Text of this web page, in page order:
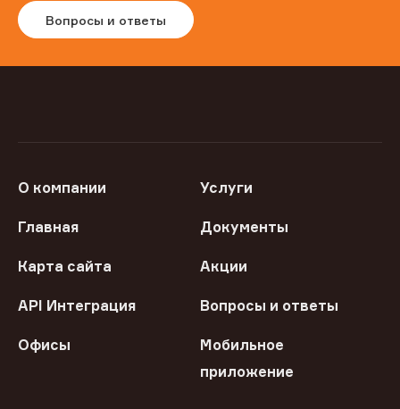
Вопросы и ответы
О компании Услуги
Главная Документы
Карта сайта Акции
API Интеграция Вопросы и ответы
Офисы
Мобильное
приложение